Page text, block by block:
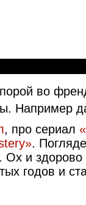
во
Например
, про сериал
.
Ох и
годов и